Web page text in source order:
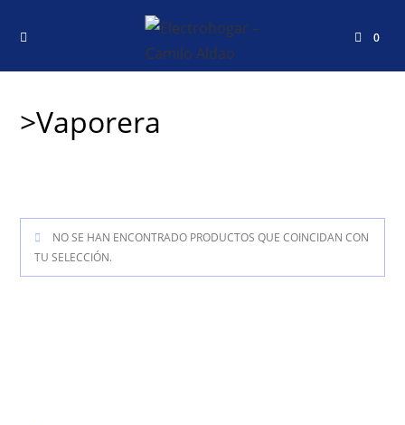
0
>Vaporera
NO SE HAN ENCONTRADO PRODUCTOS QUE COINCIDAN CON
TU SELECCIÓN.